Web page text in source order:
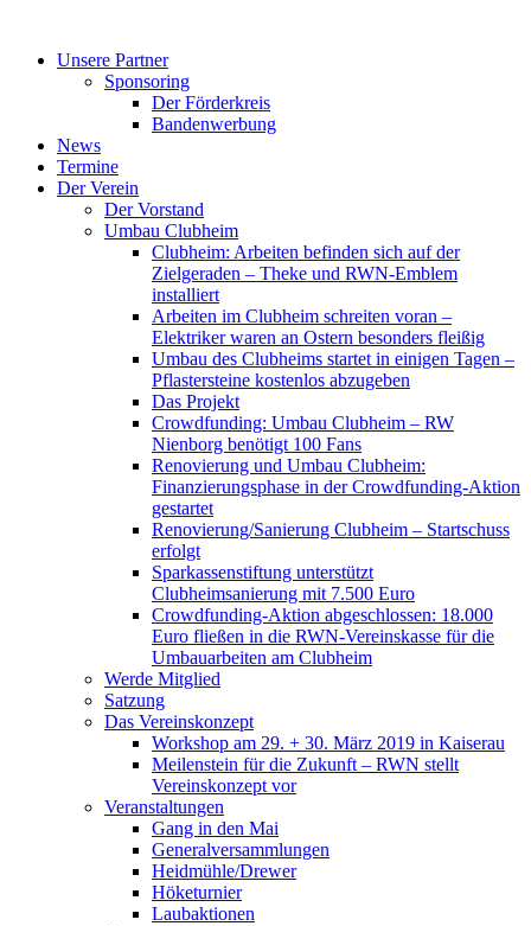
springenUnsere Partner
Sponsoring
Der Förderkreis
Bandenwerbung
News
Termine
Der Verein
Der Vorstand
Umbau Clubheim
Clubheim: Arbeiten befinden sich auf der
Zielgeraden – Theke und RWN-Emblem
installiert
Arbeiten im Clubheim schreiten voran –
Elektriker waren an Ostern besonders fleißig
Umbau des Clubheims startet in einigen Tagen –
Pflastersteine kostenlos abzugeben
Das Projekt
Crowdfunding: Umbau Clubheim – RW
Nienborg benötigt 100 Fans
Renovierung und Umbau Clubheim:
Finanzierungsphase in der Crowdfunding-Aktion
gestartet
Renovierung/Sanierung Clubheim – Startschuss
erfolgt
Sparkassenstiftung unterstützt
Clubheimsanierung mit 7.500 Euro
Crowdfunding-Aktion abgeschlossen: 18.000
Euro fließen in die RWN-Vereinskasse für die
Umbauarbeiten am Clubheim
Werde Mitglied
Satzung
Das Vereinskonzept
Workshop am 29. + 30. März 2019 in Kaiserau
Meilenstein für die Zukunft – RWN stellt
Vereinskonzept vor
Veranstaltungen
Gang in den Mai
Generalversammlungen
Heidmühle/Drewer
Höketurnier
Laubaktionen